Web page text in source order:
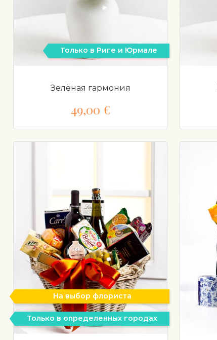
Только в Риге и Юрмале
Зелёная гармония
49,00 €
На выбор флориста
Только в определенных городах